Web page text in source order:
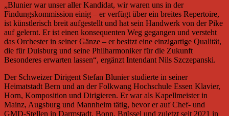
„Blunier war unser aller Kandidat, wir waren uns in der
Findungskommission einig – er verfügt über ein breites Repertoire,
ist künstlerisch breit aufgestellt und hat sein Handwerk von der Pike
auf gelernt. Er ist einen konsequenten Weg gegangen und versteht
das Orchester in seiner Gänze – er besitzt eine einzigartige Qualität,
die für Duisburg und seine Philharmoniker für die Zukunft
Besonderes erwarten lassen“, ergänzt Intendant Nils Szczepanski.
Der Schweizer Dirigent Stefan Blunier studierte in seiner
Heimatstadt Bern und an der Folkwang Hochschule Essen Klavier,
Horn, Komposition und Dirigieren. Er war als Kapellmeister in
Mainz, Augsburg und Mannheim tätig, bevor er auf Chef- und
GMD-Stellen in Darmstadt, Bonn, Brüssel und zuletzt seit 2021 in